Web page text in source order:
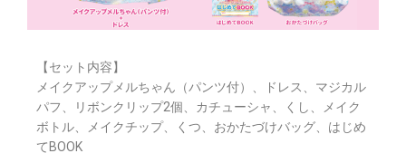
【セット内容】
メイクアップメルちゃん（パンツ付）、ドレス、マジカル
パフ、リボンクリップ2個、カチューシャ、くし、メイク
ボトル、メイクチップ、くつ、おかたづけバッグ、はじめ
てBOOK